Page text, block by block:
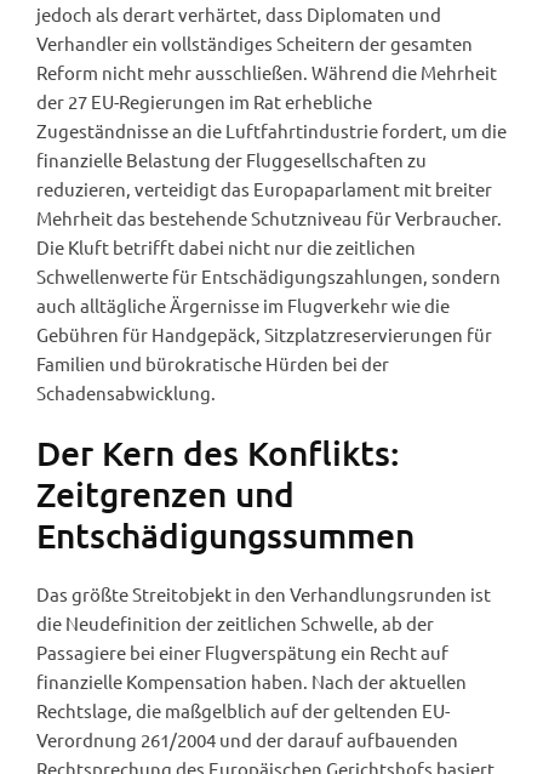
jedoch als derart verhärtet, dass Diplomaten und
Verhandler ein vollständiges Scheitern der gesamten
Reform nicht mehr ausschließen. Während die Mehrheit
der 27 EU-Regierungen im Rat erhebliche
Zugeständnisse an die Luftfahrtindustrie fordert, um die
finanzielle Belastung der Fluggesellschaften zu
reduzieren, verteidigt das Europaparlament mit breiter
Mehrheit das bestehende Schutzniveau für Verbraucher.
Die Kluft betrifft dabei nicht nur die zeitlichen
Schwellenwerte für Entschädigungszahlungen, sondern
auch alltägliche Ärgernisse im Flugverkehr wie die
Gebühren für Handgepäck, Sitzplatzreservierungen für
Familien und bürokratische Hürden bei der
Schadensabwicklung.
Der Kern des Konflikts:
Zeitgrenzen und
Entschädigungssummen
Das größte Streitobjekt in den Verhandlungsrunden ist
die Neudefinition der zeitlichen Schwelle, ab der
Passagiere bei einer Flugverspätung ein Recht auf
finanzielle Kompensation haben. Nach der aktuellen
Rechtslage, die maßgelblich auf der geltenden EU-
Verordnung 261/2004 und der darauf aufbauenden
Rechtsprechung des Europäischen Gerichtshofs basiert,